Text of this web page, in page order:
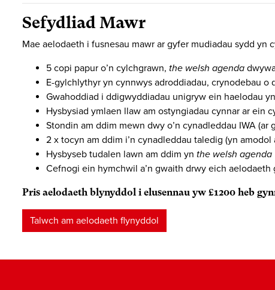
Sefydliad Mawr
Mae aelodaeth i fusnesau mawr ar gyfer mudiadau sydd
5 copi papur o’n cylchgrawn, the welsh agenda
E-gylchlythyr yn cynnwys adroddiadau, crynodebau o
Gwahoddiad i ddigwyddiadau unigryw ein haelodau
Hysbysiad ymlaen llaw am ostyngiadau cynnar ar ein
Stondin am ddim mewn dwy o’n cynadleddau IWA (ar
2 x tocyn am ddim i’n cynadleddau taledig (yn amodol
Hysbyseb tudalen lawn am ddim yn the welsh agenda
Cefnogi ein hymchwil a’n gwaith drwy eich aelodaeth
Pris aelodaeth blynyddol i elusennau yw £1200 heb
Talwch am aelodaeth flynyddol